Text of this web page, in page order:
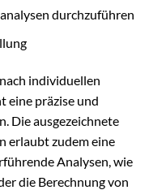
durchzuführen
individuellen
eine präzise und
Die ausgezeichnete
erlaubt zudem eine
Analysen, wie
die Berechnung von